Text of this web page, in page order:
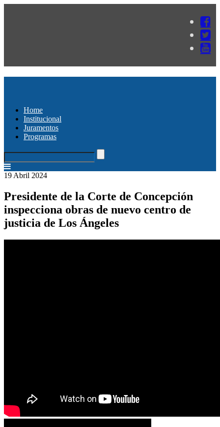
Home
Institucional
Juramentos
Programas
19 Abril 2024
Presidente de la Corte de Concepción
inspecciona obras de nuevo centro de
justicia de Los Ángeles